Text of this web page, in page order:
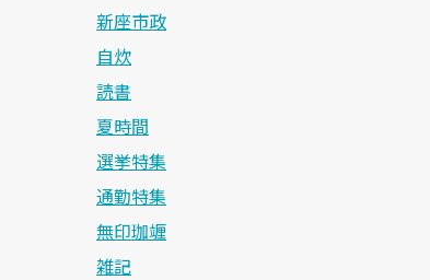
新座市政
自炊
読書
夏時間
選挙特集
通勤特集
無印珈竰
雑記